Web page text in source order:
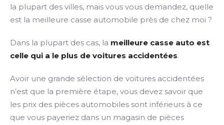
la plupart des villes, mais vous vous demandez, quelle
est la meilleure casse automobile près de chez moi ?
Dans la plupart des cas, la meilleure casse auto est
celle qui a le plus de voitures accidentées.
Avoir une grande sélection de voitures accidentées
n’est que la première étape, vous devez savoir que
les prix des pièces automobiles sont inférieurs à ce
que vous payeriez dans un magasin de pièces